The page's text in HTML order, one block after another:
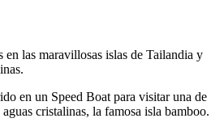
en las maravillosas islas de Tailandia y
en un Speed Boat para visitar una de
cristalinas, la famosa isla bamboo.